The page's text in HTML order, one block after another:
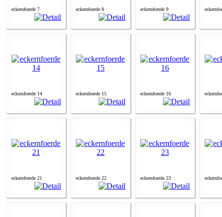
eckernfoerde 7 eckernfoerde 8 eckernfoerde 9
eckernfoerde 14 eckernfoerde 15 eckernfoerde 16
eckernfoerde 21 eckernfoerde 22 eckernfoerde 23